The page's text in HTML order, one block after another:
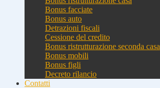
Bonus facciate
Bonus auto
Detrazioni fiscali
Cessione del credito
Bonus ristrutturazione seconda casa
Bonus mobili
Bonus figli
Decreto rilancio
Contatti